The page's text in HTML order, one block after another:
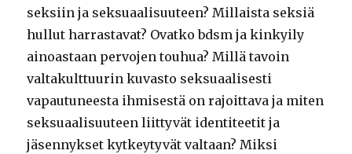
seksiin ja seksuaalisuuteen? Millaista seksiä
hullut harrastavat? Ovatko bdsm ja kinkyily
ainoastaan pervojen touhua? Millä tavoin
valtakulttuurin kuvasto seksuaalisesti
vapautuneesta ihmisestä on rajoittava ja miten
seksuaalisuuteen liittyvät identiteetit ja
jäsennykset kytkeytyvät valtaan? Miksi